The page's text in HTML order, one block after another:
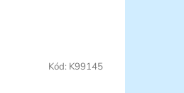
Kód: K99145